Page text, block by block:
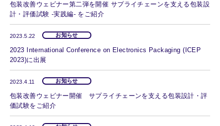
包装改善ウェビナー第二弾を開催 サプライチェーンを支える包装設
計・評価試験 -実践編- をご紹介
2023.5.22 お知らせ
2023 International Conference on Electronics Packaging (ICEP
2023)に出展
2023.4.11 お知らせ
包装改善ウェビナー開催 サプライチェーンを支える包装設計・評
価試験をご紹介